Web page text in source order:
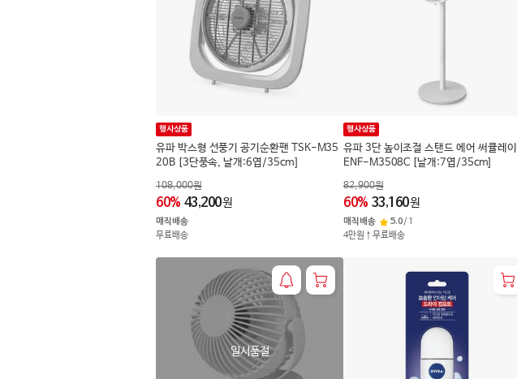
유파 박스형 선풍기 공기순환팬 TSK-M35
20B [3단풍속, 날개:6엽/35cm]
행사상품
108,000원
60% 43,200원
매직배송
무료배송
유파 3단 높이조절 스탠드 에어 써큘레이
ENF-M3508C [날개:7엽/35cm]
행사상품
82,900원
60% 33,160원
매직배송 5.0/ 1
4만원↑무료배송
일시품절